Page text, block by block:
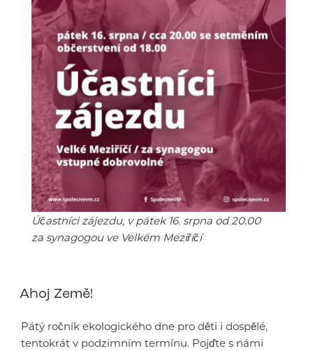
Účastníci zájezdu, v pátek 16. srpna od 20.00
za synagogou ve Velkém Meziříčí
Ahoj Země!
Pátý ročník ekologického dne pro děti i dospělé,
tentokrát v podzimním termínu. Pojďte s námi